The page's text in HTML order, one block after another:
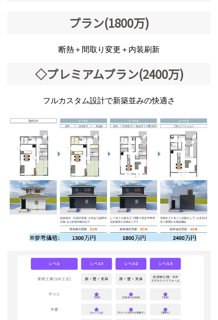
プラン(1800万)
断熱＋間取り変更＋内装刷新
◇プレミアムプラン(2400万)
フルカスタム設計で新築並みの快適さ